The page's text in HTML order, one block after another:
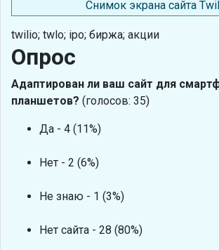
Снимок экрана сайта
twilio; twlo; ipo; биржа; акции
Опрос
Адаптирован ли ваш сайт для
планшетов? (голосов: 35)
Да - 4 (11%)
Нет - 2 (6%)
Не знаю - 1 (3%)
Нет сайта - 28 (80%)